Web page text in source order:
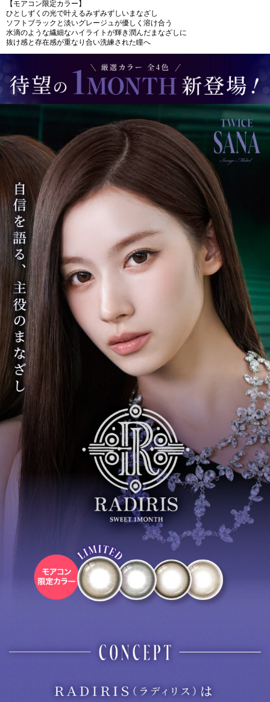
【モアコン限定カラー】
ひとしずくの光で叶えるみずみずしいまなざし
ソフトブラックと淡いグレージュが優しく溶け合う
水滴のような繊細なハイライトが輝き潤んだまなざしに
抜け感と存在感が重なり合い洗練された瞳へ